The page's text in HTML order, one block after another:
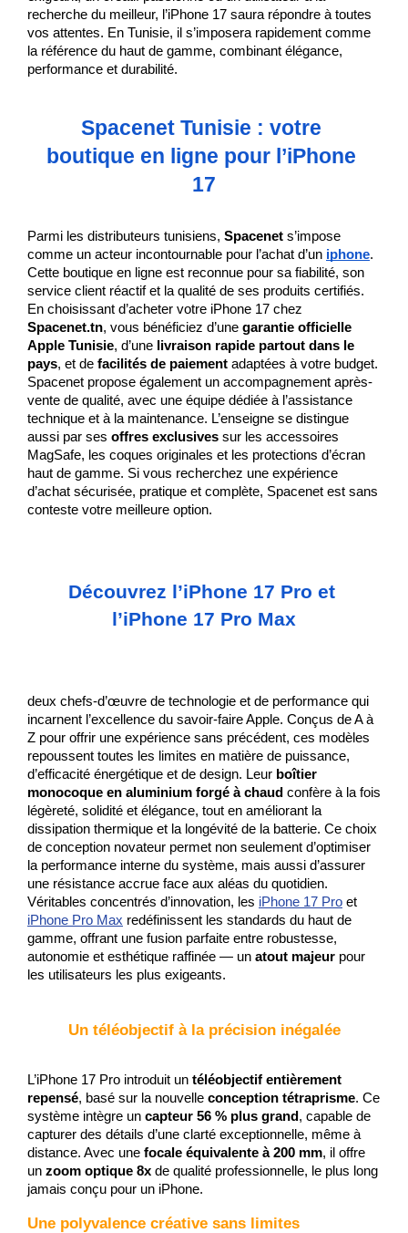
recherche du meilleur, l’iPhone 17 saura répondre à toutes
vos attentes. En Tunisie, il s’imposera rapidement comme
la référence du haut de gamme, combinant élégance,
performance et durabilité.
Spacenet Tunisie : votre
boutique en ligne pour l’iPhone
17
Parmi les distributeurs tunisiens, Spacenet s’impose
comme un acteur incontournable pour l’achat d’un iphone.
Cette boutique en ligne est reconnue pour sa fiabilité, son
service client réactif et la qualité de ses produits certifiés.
Spacenet.tn, vous bénéficiez d’une garantie officielle
Apple Tunisie, d’une livraison rapide partout dans le
pays, et de facilités de paiement adaptées à votre budget.
Spacenet propose également un accompagnement après-
vente de qualité, avec une équipe dédiée à l’assistance
technique et à la maintenance. L’enseigne se distingue
aussi par ses offres exclusives sur les accessoires
MagSafe, les coques originales et les protections d’écran
haut de gamme. Si vous recherchez une expérience
d’achat sécurisée, pratique et complète, Spacenet est sans
conteste votre meilleure option.
Découvrez l’iPhone 17 Pro et
l’iPhone 17 Pro Max
deux chefs-d’œuvre de technologie et de performance qui
incarnent l’excellence du savoir-faire Apple. Conçus de A à
Z pour offrir une expérience sans précédent, ces modèles
repoussent toutes les limites en matière de puissance,
d’efficacité énergétique et de design. Leur boîtier
monocoque en aluminium forgé à chaud confère à la fois
légèreté, solidité et élégance, tout en améliorant la
dissipation thermique et la longévité de la batterie. Ce choix
de conception novateur permet non seulement d’optimiser
la performance interne du système, mais aussi d’assurer
une résistance accrue face aux aléas du quotidien.
Véritables concentrés d’innovation, les iPhone 17 Pro
iPhone Pro Max redéfinissent les standards du haut de
gamme, offrant une fusion parfaite entre robustesse,
autonomie et esthétique raffinée — un atout majeur pour
les utilisateurs les plus exigeants.
Un téléobjectif à la précision inégalée
L’iPhone 17 Pro introduit un téléobjectif entièrement
repensé, basé sur la nouvelle conception tétraprisme. Ce
système intègre un capteur 56 % plus grand , capable de
capturer des détails d’une clarté exceptionnelle, même à
distance. Avec une focale équivalente à 200 mm, il offre
un zoom optique 8x de qualité professionnelle, le plus long
jamais conçu pour un iPhone.
Une polyvalence créative sans limites